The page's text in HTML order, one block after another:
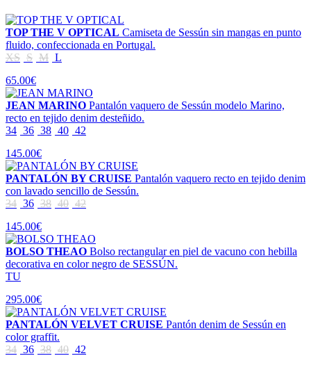
TOP THE V OPTICAL Camiseta de Sessún sin mangas en punto
fluido, confeccionada en Portugal.
XS S M L
65.00€
JEAN MARINO Pantalón vaquero de Sessún modelo Marino,
recto en tejido denim desteñido.
34 36 38 40 42
145.00€
PANTALÓN BY CRUISE Pantalón vaquero recto en tejido denim
con lavado sencillo de Sessún.
34 36 38 40 42
145.00€
BOLSO THEAO Bolso rectangular en piel de vacuno con hebilla
decorativa en color negro de SESSÚN.
TU
295.00€
PANTALÓN VELVET CRUISE Pantón denim de Sessún en
color graffit.
34 36 38 40 42